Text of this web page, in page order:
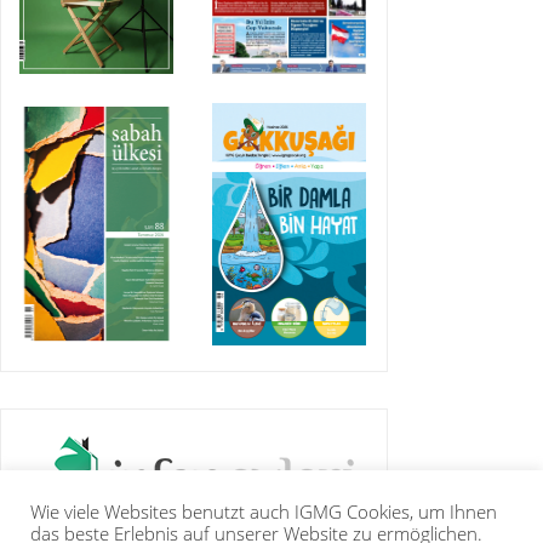
Wie viele Websites benutzt auch IGMG Cookies, um Ihnen
das beste Erlebnis auf unserer Website zu ermöglichen.